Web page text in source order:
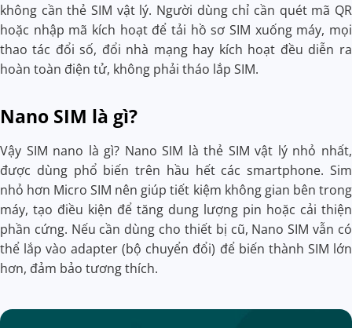
không cần thẻ SIM vật lý. Người dùng chỉ cần quét mã QR
hoặc nhập mã kích hoạt để tải hồ sơ SIM xuống máy, mọi
thao tác đổi số, đổi nhà mạng hay kích hoạt đều diễn ra
hoàn toàn điện tử, không phải tháo lắp SIM.
Nano SIM là gì?
Vậy SIM nano là gì? Nano SIM là thẻ SIM vật lý nhỏ nhất,
được dùng phổ biến trên hầu hết các smartphone. Sim
nhỏ hơn Micro SIM nên giúp tiết kiệm không gian bên trong
máy, tạo điều kiện để tăng dung lượng pin hoặc cải thiện
phần cứng. Nếu cần dùng cho thiết bị cũ, Nano SIM vẫn có
thể lắp vào adapter (bộ chuyển đổi) để biến thành SIM lớn
hơn, đảm bảo tương thích.